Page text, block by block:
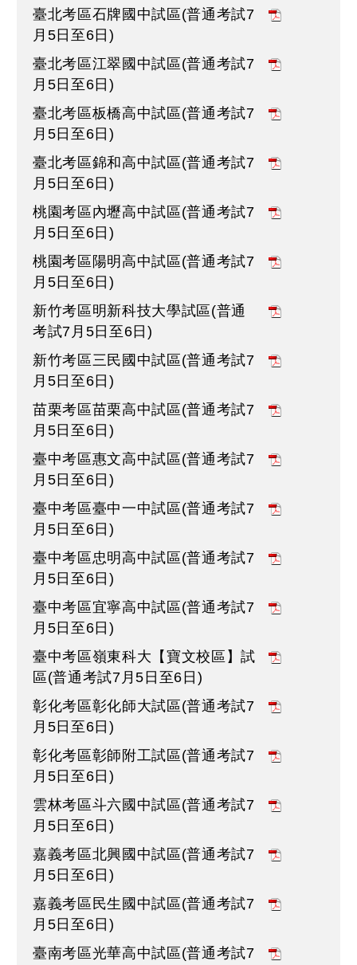
臺北考區石牌國中試區(普通考試7
月5日至6日)
臺北考區江翠國中試區(普通考試7
月5日至6日)
臺北考區板橋高中試區(普通考試7
月5日至6日)
臺北考區錦和高中試區(普通考試7
月5日至6日)
桃園考區內壢高中試區(普通考試7
月5日至6日)
桃園考區陽明高中試區(普通考試7
月5日至6日)
新竹考區明新科技大學試區(普通
考試7月5日至6日)
新竹考區三民國中試區(普通考試7
月5日至6日)
苗栗考區苗栗高中試區(普通考試7
月5日至6日)
臺中考區惠文高中試區(普通考試7
月5日至6日)
臺中考區臺中一中試區(普通考試7
月5日至6日)
臺中考區忠明高中試區(普通考試7
月5日至6日)
臺中考區宜寧高中試區(普通考試7
月5日至6日)
臺中考區嶺東科大【寶文校區】試
區(普通考試7月5日至6日)
彰化考區彰化師大試區(普通考試7
月5日至6日)
彰化考區彰師附工試區(普通考試7
月5日至6日)
雲林考區斗六國中試區(普通考試7
月5日至6日)
嘉義考區北興國中試區(普通考試7
月5日至6日)
嘉義考區民生國中試區(普通考試7
月5日至6日)
臺南考區光華高中試區(普通考試7